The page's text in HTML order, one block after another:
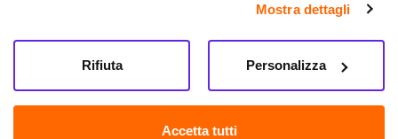
informazioni che hai fornito loro o che hanno raccolto dal
tuo utilizzo dei loro servizi.
Mostra dettagli
Accetta tutti
Personalizza
Rifiuta
Farma.it S.a.s. P. IVA 07417261216 REA: NA-884088
CREDITS
Sede legale Via delle Repubbliche Marinare 128, 80147 Napoli